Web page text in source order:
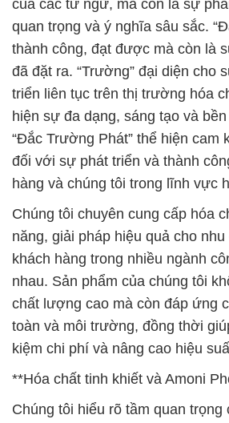
của các từ ngữ, mà còn là sự
quan trọng và ý nghĩa sâu sắc.
thành công, đạt được mà còn là
đã đặt ra. “Trường” đại diện cho
triển liên tục trên thị trường hóa
hiện sự đa dạng, sáng tạo và
“Đắc Trường Phát” thể hiện cam
đối với sự phát triển và thành
hàng và chúng tôi trong lĩnh vực
Chúng tôi chuyên cung cấp hóa
năng, giải pháp hiệu quả cho
khách hàng trong nhiều ngành
nhau. Sản phẩm của chúng tôi
chất lượng cao mà còn đáp ứng
toàn và môi trường, đồng thời
kiệm chi phí và nâng cao hiệu
**Hóa chất tinh khiết và Amoni
Chúng tôi hiểu rõ tầm quan trọng